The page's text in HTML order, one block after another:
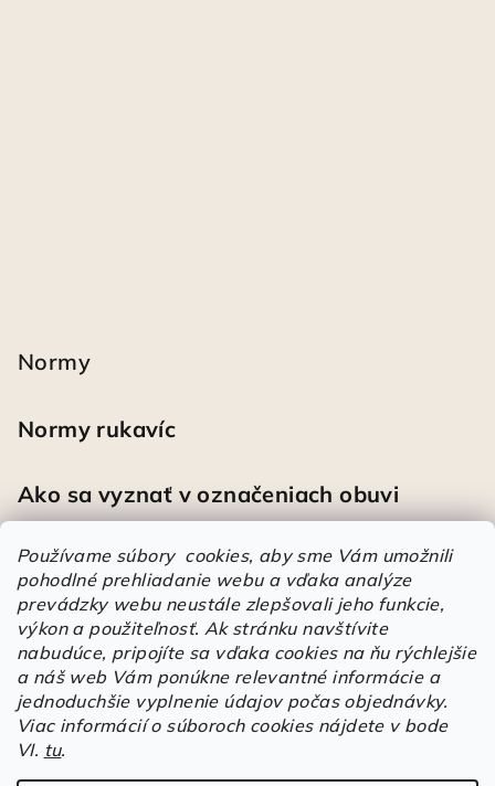
Používame súbory cookies, aby sme Vám umožnili
pohodlné prehliadanie webu a vďaka analýze
prevádzky webu neustále zlepšovali jeho funkcie,
výkon a použiteľnosť. Ak stránku navštívite
nabudúce, pripojíte sa vďaka cookies na ňu rýchlejšie
a náš web Vám ponúkne relevantné informácie a
jednoduchšie vyplnenie údajov počas objednávky.
Viac informácií o súboroch cookies nájdete v bode
VI. tu.
Normy
Normy rukavíc
Ako sa vyznať v označeniach obuvi
Heureka
Športové pracovné poltopánky PRESTIGE CLASSIC biele
Hodnotenie produktu je 5 z 5 hviezdičiek.
| Mária
Á
u